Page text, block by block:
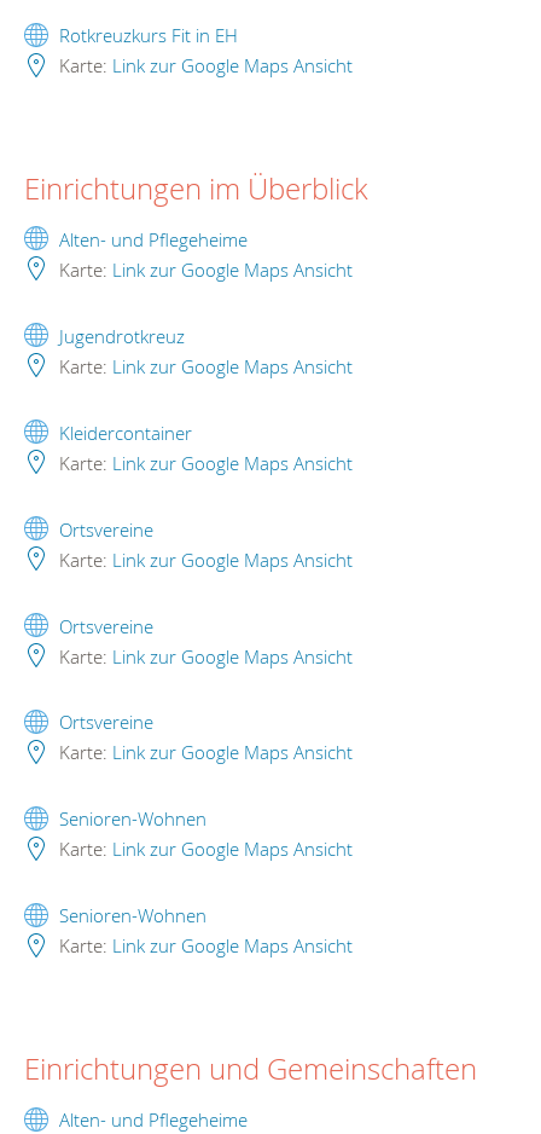
Rotkreuzkurs Fit in EH
Karte: Link zur Google Maps Ansicht
Einrichtungen im Überblick
Alten- und Pflegeheime
Karte: Link zur Google Maps Ansicht
Jugendrotkreuz
Karte: Link zur Google Maps Ansicht
Kleidercontainer
Karte: Link zur Google Maps Ansicht
Ortsvereine
Karte: Link zur Google Maps Ansicht
Ortsvereine
Karte: Link zur Google Maps Ansicht
Ortsvereine
Karte: Link zur Google Maps Ansicht
Senioren-Wohnen
Karte: Link zur Google Maps Ansicht
Senioren-Wohnen
Karte: Link zur Google Maps Ansicht
Einrichtungen und Gemeinschaften
Alten- und Pflegeheime